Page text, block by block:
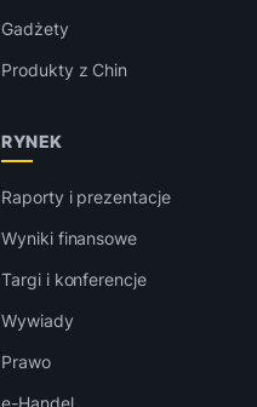
Gadżety
Produkty z Chin
RYNEK
Raporty i prezentacje
Wyniki finansowe
Targi i konferencje
Wywiady
Prawo